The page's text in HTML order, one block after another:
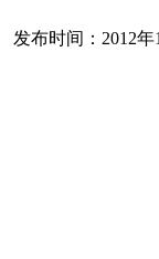
发布时间：2012年